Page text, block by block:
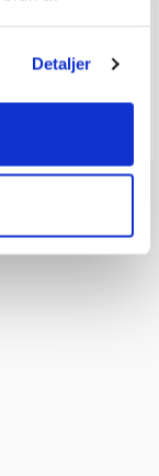
Detaljer
spørsmålet ditt